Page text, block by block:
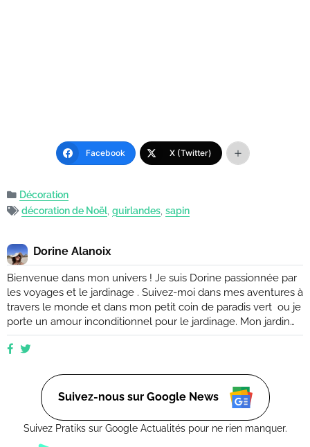
Facebook X (Twitter)
Décoration
décoration de Noël guirlandes sapin
Dorine Alanoix
Bienvenue dans mon univers ! Je suis Dorine passionnée par
les voyages et le jardinage . Suivez-moi dans mes aventures à
travers le monde et dans mon petit coin de paradis vert ou je
porte un amour inconditionnel pour le jardinage. Mon jardin
est mon havre de paix, un endroit où je peux me ressourcer
et m'émerveiller devant la beauté de la nature. Suivez mes
ce soit dans un petit coin de balcon ou dans un vaste espace
verdoyant. Suivez-nous sur Google News
Suivez Pratiks sur Google Actualités pour ne rien manquer.